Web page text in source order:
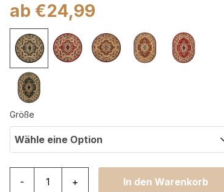
ab €24,99
Größe
Wähle eine Option
- + In den Warenkorb